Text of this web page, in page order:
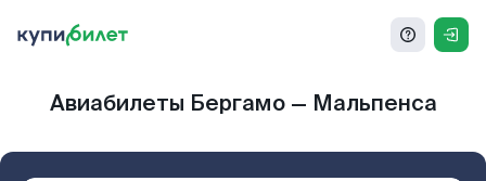
Авиабилеты Бергамо — Мальпенса